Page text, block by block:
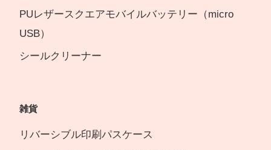
PUレザースクエアモバイルバッテリー（micro
USB）
シールクリーナー
雑貨
リバーシブル印刷パスケース